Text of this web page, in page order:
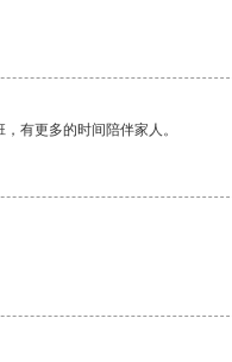
有更多的时间陪伴家人。